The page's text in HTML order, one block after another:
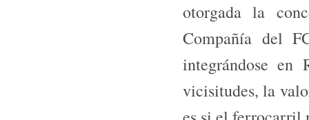
otorgada la
Compañía del
integrándose
vicisitudes, la